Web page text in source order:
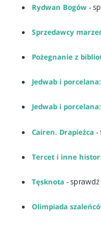
Rydwan Bogów-
Sprzedawcy
Pożegnanie z
Jedwab i
Jedwab i
Cairen. Drapieżca-
Tercet i inne
Tęsknota -
Olimpiada